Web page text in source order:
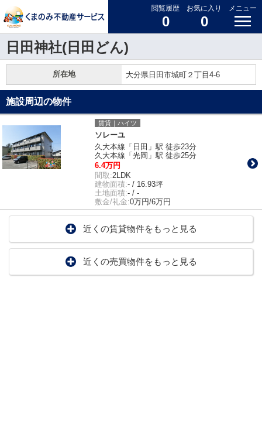
閲覧履歴
0
お気に入り
0
メニュー
日田神社(日田どん)
所在地 大分県日田市城町２丁目4-6
施設周辺の物件
賃貸｜ハイツ
ソレーユ
久大本線「日田」駅 徒歩23分
久大本線「光岡」駅 徒歩25分
6.4万円
間取:2LDK
建物面積:- / 16.93坪
土地面積:- / -
敷金/礼金:0万円/6万円
近くの賃貸物件をもっと見る
近くの売買物件をもっと見る